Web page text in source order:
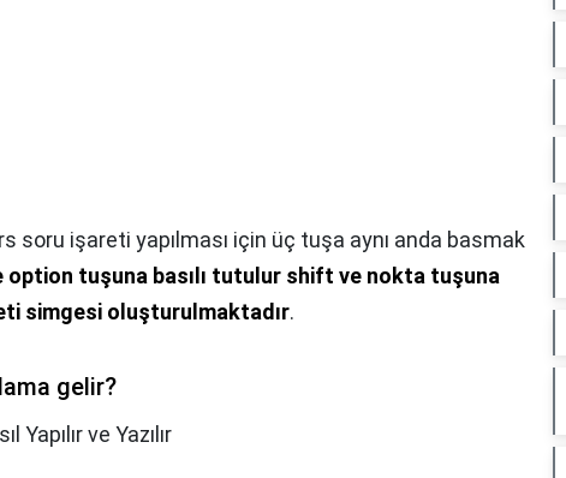
soru işareti yapılması için üç tuşa aynı anda basmak
option tuşuna basılı tutulur shift ve nokta tuşuna
simgesi oluşturulmaktadır.
gelir?
Yapılır ve Yazılır